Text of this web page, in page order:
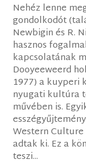
Nehéz lenne
gondolkodót
Newbigin és R.
hasznos
kapcsolatának
Dooyeeweerd
1977) a kuyperi
nyugati kultúra
művében is.
Western
adtak ki. Ez a
teszi...